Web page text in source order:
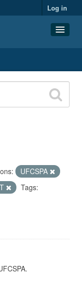
Log in
UFCSPA
Tags: